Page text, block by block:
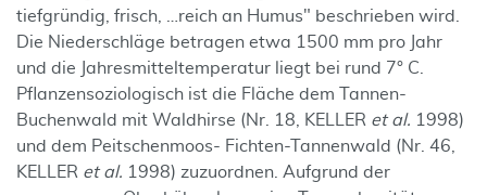
tiefgründig, frisch, …reich an Humus" beschrieben wird.
Die Niederschläge betragen etwa 1500 mm pro Jahr
und die Jahresmitteltemperatur liegt bei rund 7° C.
Pflanzensoziologisch ist die Fläche dem Tannen-
Buchenwald mit Waldhirse (Nr. 18, KELLER et al. 1998)
und dem Peitschenmoos- Fichten-Tannenwald (Nr. 46,
KELLER et al. 1998) zuzuordnen. Aufgrund der